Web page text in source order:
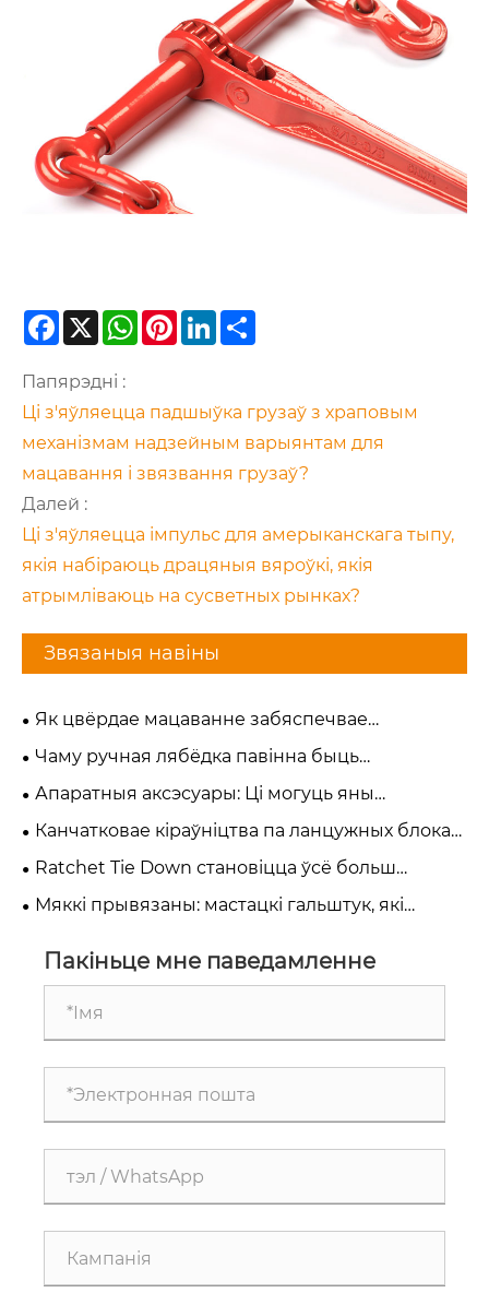
Facebook
X WhatsApp
PinterestLinkedIn
Папярэдні :
Ці з'яўляецца падшыўка грузаў з храповым
механізмам надзейным варыянтам для
мацавання і звязвання грузаў?
Далей :
Ці з'яўляецца імпульс для амерыканскага тыпу,
якія набіраюць драцяныя вяроўкі, якія
атрымліваюць на сусветных рынках?
Звязаныя навіны
Як цвёрдае мацаванне забяспечвае
максімальную бяспеку грузу?
Чаму ручная лябёдка павінна быць
пераважным выбарам для цяжкіх задач па
ўздыме і цягне?
Апаратныя аксэсуары: Ці могуць яны
забяспечыць эфектыўныя і надзейныя рашэнні
для аперацый па фальсіфікацыі?
Канчатковае кіраўніцтва па ланцужных блоках
супраць рычаг
Ratchet Tie Down становіцца ўсё больш
папулярным у еўрапейскай гарадской
лагістыцы і распаўсюджванні.
Мяккі прывязаны: мастацкі гальштук, які
Пакіньце мне паведамленне